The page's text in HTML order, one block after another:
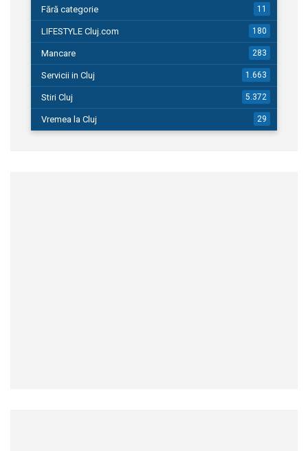
Fără categorie 11
LIFESTYLE Cluj.com 180
Mancare 283
Servicii in Cluj 1.663
Stiri Cluj 5.372
Vremea la Cluj 29